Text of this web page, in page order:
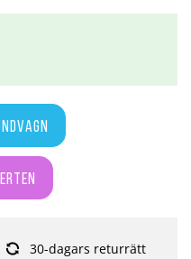
30-dagars returrätt